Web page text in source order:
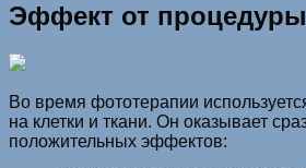
Эффект от процедуры
Во время фототерапии
на клетки и ткани. Он оказывает
положительных эффектов: